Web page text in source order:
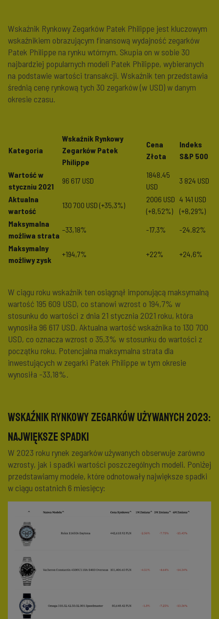
Wskaźnik Rynkowy Zegarków Patek Philippe jest kluczowym
wskaźnikiem obrazującym finansową wydajność zegarków
Patek Philippe na rynku wtórnym. Skupia on w sobie 30
najbardziej popularnych modeli Patek Philippe, wybieranych
na podstawie wartości transakcji. Wskaźnik ten przedstawia
średnią cenę rynkową tych 30 zegarków (w USD) w danym
okresie czasu.
Kategoria
Wskaźnik Rynkowy
Zegarków Patek
Philippe
Cena
Złota
Indeks
S&P 500
Wartość w
styczniu 2021
96 617 USD
1848.45
USD
3 824 USD
Aktualna
wartość
130 700 USD (+35,3%)
2006 USD
(+8,52%)
4 141 USD
(+8,29%)
Maksymalna
możliwa strata
–33,18% -17.3%
-24.82%
Maksymalny
możliwy zysk
+194,7% +22% +24,6%
W ciągu roku wskaźnik ten osiągnął imponującą maksymalną
wartość 195 609 USD, co stanowi wzrost o 194,7% w
stosunku do wartości z dnia 21 stycznia 2021 roku, która
wynosiła 96 617 USD. Aktualna wartość wskaźnika to 130 700
USD, co oznacza wzrost o 35,3% w stosunku do wartości z
początku roku. Potencjalna maksymalna strata dla
inwestujących w zegarki Patek Philippe w tym okresie
wynosiła -33,18%.
Wskaźnik Rynkowy Zegarków Używanych 2023:
Największe Spadki
W 2023 roku rynek zegarków używanych obserwuje zarówno
wzrosty, jak i spadki wartości poszczególnych modeli. Poniżej
przedstawiamy modele, które odnotowały największe spadki
w ciągu ostatnich 6 miesięcy: